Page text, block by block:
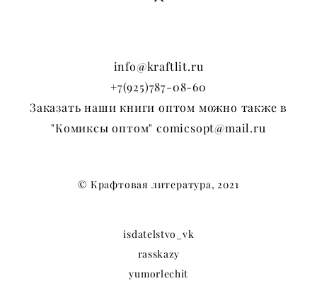
info@kraftlit.ru
+7(925)787-08-60
Заказать наши книги оптом можно также в
"Комиксы оптом" comicsopt@mail.ru
© Крафтовая литература, 2021
isdatelstvo_vk
rasskazy
yumorlechit